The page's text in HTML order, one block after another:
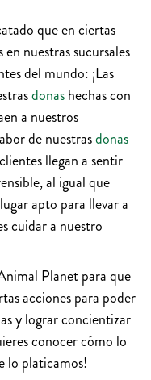
que en ciertas
nuestras sucursales
del mundo: ¡Las
donashechas con
a nuestros
de nuestrasdonas
llegan a sentir
al igual que
apto para llevar a
cuidar a nuestro
Planet para que
acciones para poder
y lograr concientizar
conocer cómo lo
lo platicamos!